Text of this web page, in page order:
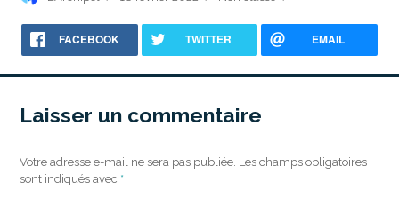
FACEBOOK TWITTER EMAIL
Laisser un commentaire
Votre adresse e-mail ne sera pas publiée. Les champs obligatoires
sont indiqués avec *